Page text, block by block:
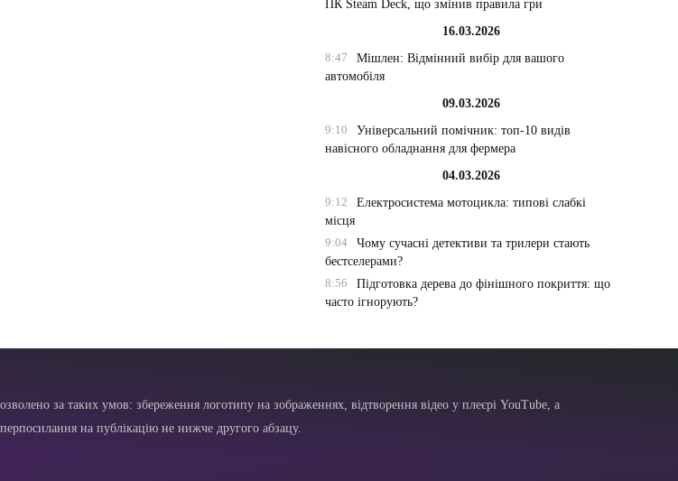
ПК Steam Deck, що змінив правила гри
16.03.2026
8:47
Мішлен: Відмінний вибір для вашого
автомобіля
09.03.2026
9:10
Універсальний помічник: топ-10 видів
навісного обладнання для фермера
04.03.2026
9:12
Електросистема мотоцикла: типові слабкі
місця
9:04
Чому сучасні детективи та трилери стають
бестселерами?
8:56
Підготовка дерева до фінішного покриття: що
часто ігнорують?
за таких умов: збереження логотипу на зображеннях, відтворення відео у плеєрі YouTube, а
на публікацію не нижче другого абзацу.